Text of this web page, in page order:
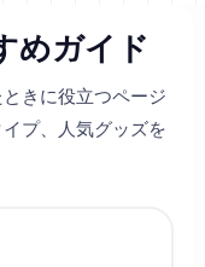
めガイド
きに役立つページ
プ、人気グッズを